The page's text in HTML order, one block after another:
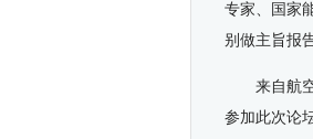
专家、国家
别做主旨报
来自航
参加此次论